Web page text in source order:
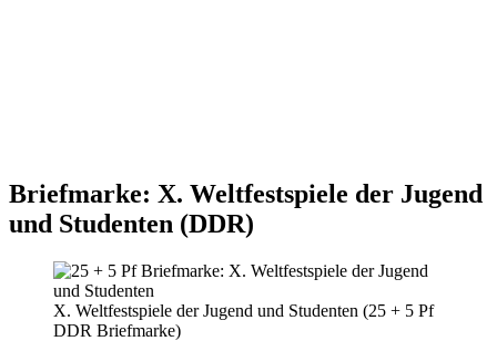
Briefmarke: X. Weltfestspiele der Jugend
und Studenten (DDR)
X. Weltfestspiele der Jugend und Studenten (25 + 5 Pf
DDR Briefmarke)